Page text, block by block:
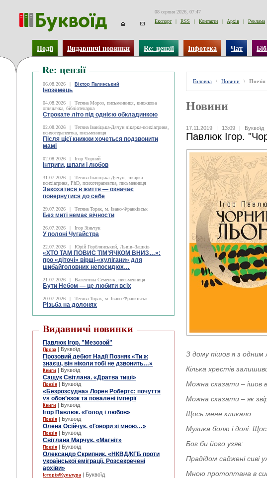
08 серпня 2026, 07:47
Експорт
| RSS | Контакти | Архів | Реклама
Події Видавничі новинки Re: цензії Інфотека Чат
Re: цензії
06.08.2026 | Віктор Палинський
Іноземець
04.08.2026 |
Тетяна Мороз, письменниця, книжкова
оглядачка, бібліотекарка
Строкате літо під однією обкладинкою
02.08.2026 |
Тетяна Іваніцька-Дячун лікарка-психіатриня,
психотерапевтка, письменниця
Після цієї книжки хочеться подзвонити
мамі
02.08.2026 | Ігор Чорний
Інтриги, шпаги і любов
31.07.2026 |
Тетяна Іваніцька-Дячун, лікарка-
психіатриня, PhD, психотерапевтка, письменниця
Закохатися в життя — означає
повернутися до себе
29.07.2026 | Тетяна Торак, м. Івано-Франківськ
Без миті немає вічности
26.07.2026 | Ігор Зіньчук
У полоні Чугайстра
22.07.2026 | Юрій Горблянський, Львів–Зашків
«ХТО ТАМ ПОВИС ТІМ’ЯЧКОМ ВНИЗ…»:
про «діточі» вірші-«хулігани» для
шибайголовних непосидюх…
21.07.2026 | Валентина Семеняк, письменниця
Бути Небом ― це любити всіх
20.07.2026 | Тетяна Торак, м. Івано-Франківськ
Різьба на долонях
Видавничі новинки
Павлюк Ігор. "Мезозой"
Проза | Буквоїд
Прозовий дебют Надії Позняк «Ти ж
знаєш, він ніколи тобі не дзвонить…»
Книги | Буквоїд
Сащук Світлана. «Дратва тиші»
Поезія | Буквоїд
«Безрозсудна» Лорен Робертс: почуття
vs обов’язок та повалені імперії
Книги | Буквоїд
Ігор Павлюк. «Голод і любов»
Поезія | Буквоїд
Олена Осійчук. «Говори зі мною…»
Поезія | Буквоїд
Світлана Марчук. «Магніт»
Поезія | Буквоїд
Олександр Скрипник. «НКВД/КГБ проти
української еміграції. Розсекречені
архіви»
Історія/Культура | Буквоїд
Головна \ Новини \ Поезія
Новини
17.11.2019 | 13:09 | Буквоїд
Павлюк Ігор.
З дому пішов я з одним
Кілька хрестів
Можна сказати – ішов
Можна сказати – як
Щось мене кликало...
Музика болю і долі.
Бог би його узяв:
Прадідом саджені сиві
Мною протоптана в